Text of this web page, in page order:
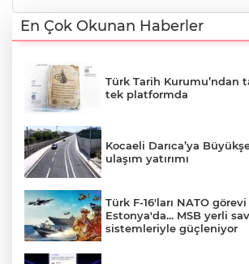
En Çok Okunan Haberler
Türk Tarih Kurumu’ndan
tek platformda
Kocaeli Darıca’ya
ulaşım yatırımı
Türk F-16'ları NATO
Estonya'da... MSB yerli
sistemleriyle güçleniyor